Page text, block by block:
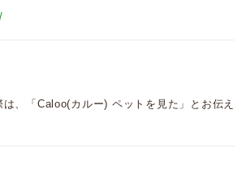
、「Caloo(カルー) ペットを見た」とお伝え